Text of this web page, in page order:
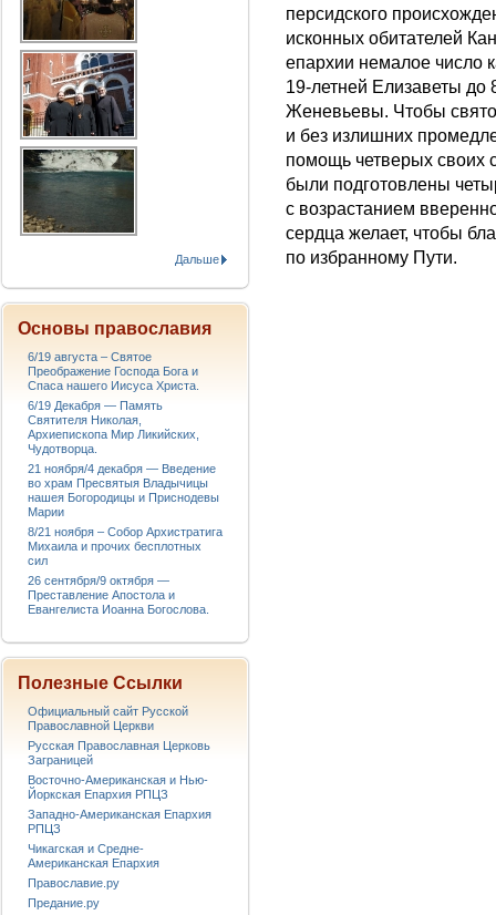
персидского
исконных обитателей
епархии немалое число
19-летней Елизаветы
Женевьевы. Чтобы
и без излишних
помощь четверых своих
были подготовлены
с возрастанием
сердца желает, чтобы
по избранному Пути.
Дальше
Основы православия
6/19 августа – Святое
Преображение Господа Бога и
Спаса нашего Иисуса Христа.
6/19 Декабря — Память
Святителя Николая,
Архиепископа Мир Ликийских,
Чудотворца.
21 ноября/4 декабря — Введение
во храм Пресвятыя Владычицы
нашея Богородицы и Приснодевы
Марии
8/21 ноября – Собор Архистратига
Михаила и прочих бесплотных
сил
26 сентября/9 октября —
Преставление Апостола и
Евангелиста Иоанна Богослова.
Полезные Ссылки
Официальный сайт Русской
Православной Церкви
Русская Православная Церковь
Заграницей
Восточно-Американская и Нью-
Йоркская Епархия РПЦЗ
Западно-Американская Епархия
РПЦЗ
Чикагская и Средне-
Американская Епархия
Православие.ру
Предание.ру